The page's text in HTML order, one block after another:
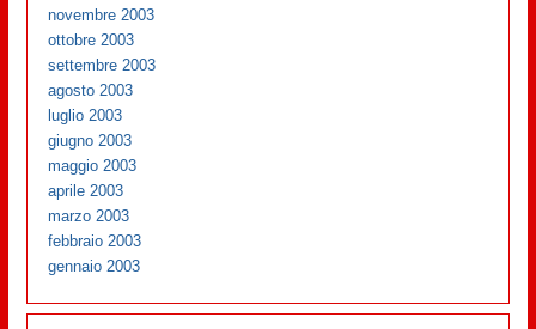
novembre 2003
ottobre 2003
settembre 2003
agosto 2003
luglio 2003
giugno 2003
maggio 2003
aprile 2003
marzo 2003
febbraio 2003
gennaio 2003